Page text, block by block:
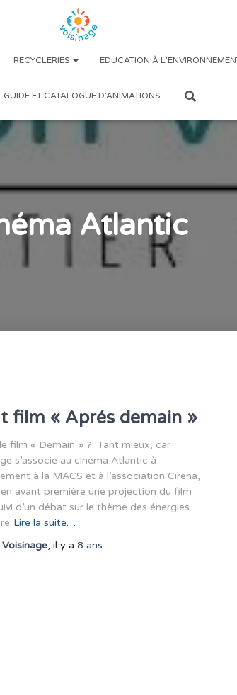
RECYCLERIES EDUCATION À
ET CATALOGUE D’ANIMATIONS
Atlantic
film « Aprés demain »
film « Demain » ? Tant mieux, car
s’associe au cinéma Atlantic à
à la MACS et à l’association Cirena,
avant première une projection du film
d’un débat sur le thème des énergies
Lire la suite…
, il y a 8 ans